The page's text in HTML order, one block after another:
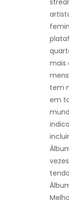
mais
tem
em